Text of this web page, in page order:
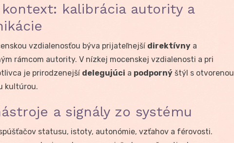
kalibrácia autority a
vzdialenosťou býva prijateľnejší direktívny a
rámcom autority. V nízkej mocenskej vzdialenosti a pri
je prirodzenejší delegujúci a podporný štýl s otvorenou
kultúrou.
a signály zo systému
statusu, istoty, autonómie, vzťahov a férovosti.